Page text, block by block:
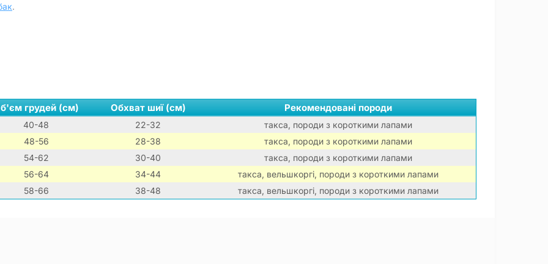
.
грудей (см) Обхват шиї (см) Рекомендовані породи
40-48 22-32
такса, породи з короткими лапами
48-56
28-38
такса, породи з короткими лапами
54-62
30-40
такса, породи з короткими лапами
56-64
34-44
такса, вельшкоргі, породи з короткими лапами
58-66
38-48 такса, вельшкоргі, породи з короткими лапами